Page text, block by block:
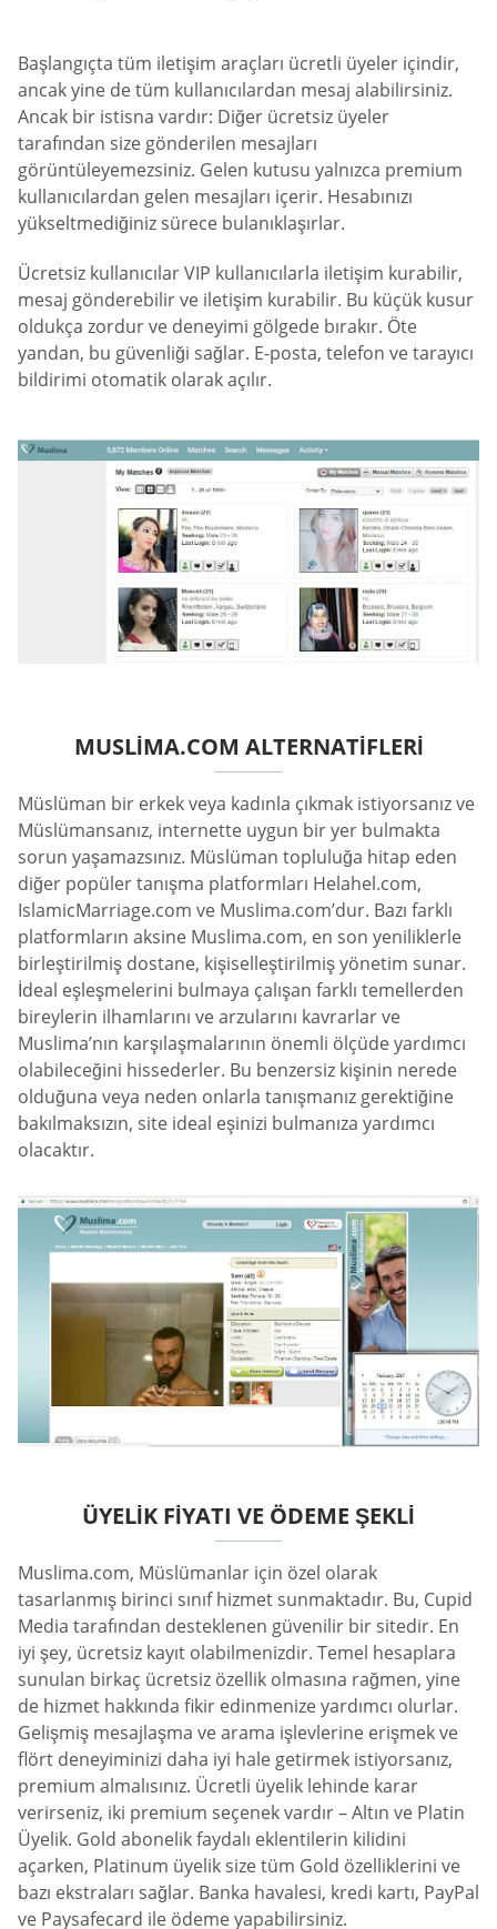
Başlangıçta tüm iletişim araçları ücretli üyeler içindir,
ancak yine de tüm kullanıcılardan mesaj alabilirsiniz.
Ancak bir istisna vardır: Diğer ücretsiz üyeler
tarafından size gönderilen mesajları
görüntüleyemezsiniz. Gelen kutusu yalnızca premium
kullanıcılardan gelen mesajları içerir. Hesabınızı
yükseltmediğiniz sürece bulanıklaşırlar.
Ücretsiz kullanıcılar VIP kullanıcılarla iletişim kurabilir,
mesaj gönderebilir ve iletişim kurabilir. Bu küçük kusur
oldukça zordur ve deneyimi gölgede bırakır. Öte
yandan, bu güvenliği sağlar. E-posta, telefon ve tarayıcı
bildirimi otomatik olarak açılır.
MUSLIMA.COM ALTERNATIFLERI
Müslüman bir erkek veya kadınla çıkmak istiyorsanız ve
Müslümansanız, internette uygun bir yer bulmakta
sorun yaşamazsınız. Müslüman topluluğa hitap eden
diğer popüler tanışma platformları Helahel.com,
IslamicMarriage.com ve Muslima.com’dur. Bazı farklı
platformların aksine Muslima.com, en son yeniliklerle
birleştirilmiş dostane, kişiselleştirilmiş yönetim sunar.
İdeal eşleşmelerini bulmaya çalışan farklı temellerden
bireylerin ilhamlarını ve arzularını kavrarlar ve
Muslima’nın karşılaşmalarının önemli ölçüde yardımcı
olabileceğini hissederler. Bu benzersiz kişinin nerede
olduğuna veya neden onlarla tanışmanız gerektiğine
bakılmaksızın, site ideal eşinizi bulmanıza yardımcı
olacaktır.
ÜYELIK FIYATI VE ÖDEME ŞEKLI
Muslima.com, Müslümanlar için özel olarak
tasarlanmış birinci sınıf hizmet sunmaktadır. Bu, Cupid
Media tarafından desteklenen güvenilir bir sitedir. En
iyi şey, ücretsiz kayıt olabilmenizdir. Temel hesaplara
sunulan birkaç ücretsiz özellik olmasına rağmen, yine
de hizmet hakkında fikir edinmenize yardımcı olurlar.
Gelişmiş mesajlaşma ve arama işlevlerine erişmek ve
flört deneyiminizi daha iyi hale getirmek istiyorsanız,
premium almalısınız. Ücretli üyelik lehinde karar
verirseniz, iki premium seçenek vardır – Altın ve Platin
Üyelik. Gold abonelik faydalı eklentilerin kilidini
açarken, Platinum üyelik size tüm Gold özelliklerini ve
bazı ekstraları sağlar. Banka havalesi, kredi kartı, PayPal
ve Paysafecard ile ödeme yapabilirsiniz.